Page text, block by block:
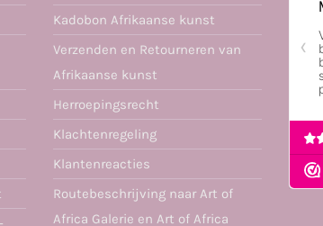
Kadobon Afrikaanse kunst
Verzenden en Retourneren van
Afrikaanse kunst
Herroepingsrecht
Klachtenregeling
Klantenreacties
Routebeschrijving naar Art of
Africa Galerie en Art of Africa